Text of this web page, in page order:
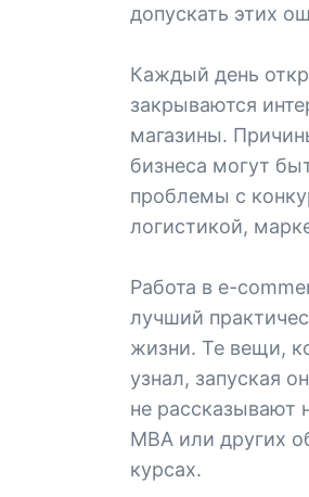
допускать этих
Каждый день
закрываются
магазины.
бизнеса могут
проблемы с
логистикой,
Работа в e-
лучший
жизни. Те вещи,
узнал, запуская
не рассказывают
MBA или других
курсах.